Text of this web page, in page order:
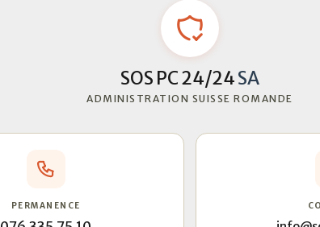
SOS PC 24/24SA
ADMINISTRATION SUISSE ROMANDE
PERMANENCE